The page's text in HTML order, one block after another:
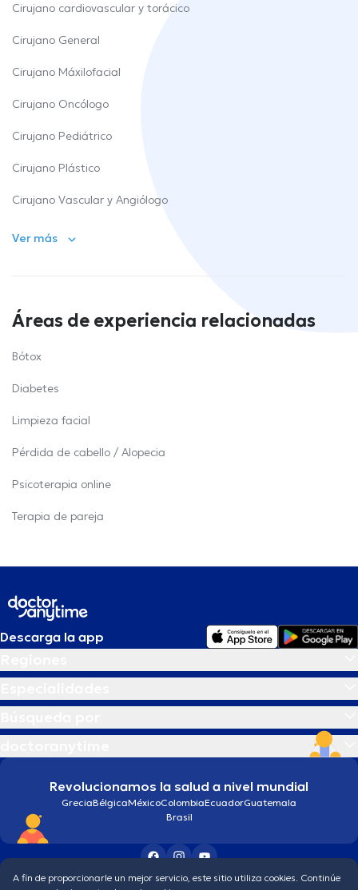
Cirujano cardiovascular y torácico
Cirujano General
Cirujano Máxilofacial
Cirujano Oncólogo
Cirujano Pediátrico
Cirujano Plástico
Cirujano Vascular y Angiólogo
Ver más
Áreas de experiencia relacionadas
Bótox
Diabetes
Limpieza facial
Pérdida de cabello / Alopecia
Psicoterapia online
Terapia de pareja
Descarga la app
Revolucionamos la salud a nivel mundial
GreciaBélgicaMéxicoColombiaEcuadorGuatemala
Brasil
Condiciones generales Política de protección de los datos personales
A fin de proporcionarle un mejor servicio, este sitio utiliza cookies. Continúe